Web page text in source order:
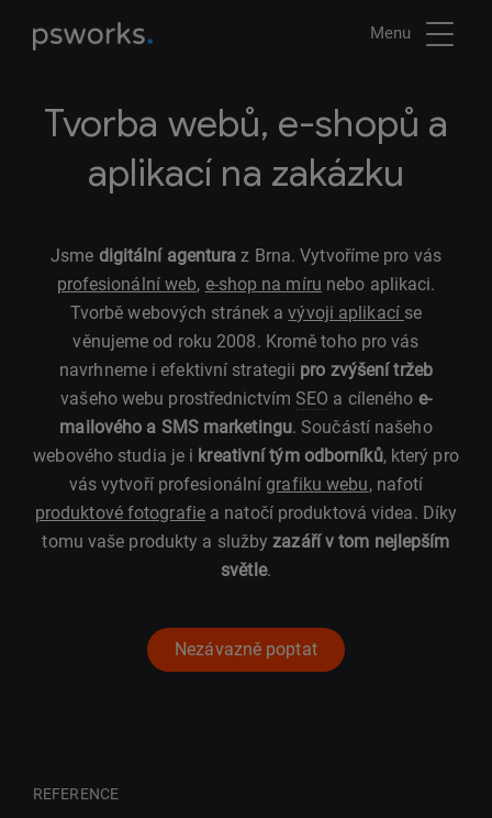
Menu
Tvorba webů, e-shopů a
aplikací na zakázku
Jsme digitální agentura z Brna. Vytvoříme pro vás
profesionální web, e-shop na míru nebo aplikaci.
Tvorbě webových stránek avývoji aplikací se
věnujeme od roku 2008. Kromě toho pro vás
navrhneme i efektivní strategii pro zvýšení tržeb
vašeho webu prostřednictvím SEO a cíleného e-
mailového a SMS marketingu. Součástí našeho
webového studia je i kreativní tým odborníků, který pro
vás vytvoří profesionálnígrafiku webu, nafotí
produktové fotografiea natočí produktová videa. Díky
tomu vaše produkty a službyzazáří v tom nejlepším
světle.
Nezávazně poptat
REFERENCE